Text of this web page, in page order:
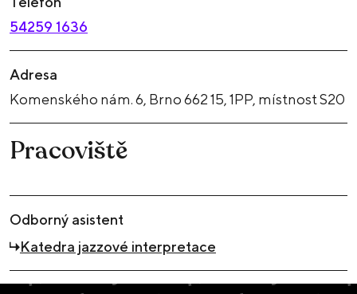
54259 1636
Adresa
Komenského nám. 6, Brno 662 15, 1PP, místnost S20
Pracoviště
Odborný asistent
Katedra jazzové interpretace